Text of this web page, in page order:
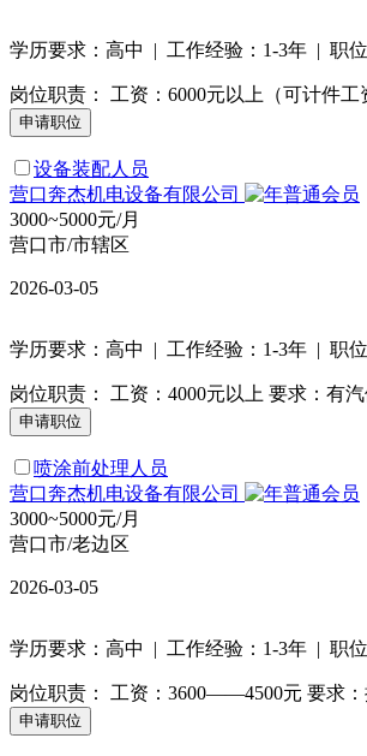
学历要求：高中 | 工作经验：1-3年 | 职
岗位职责： 工资：6000元以上（可计件
设备装配人员
营口奔杰机电设备有限公司
3000~5000元/月
营口市/市辖区
2026-03-05
学历要求：高中 | 工作经验：1-3年 | 职
岗位职责： 工资：4000元以上 要求：有
喷涂前处理人员
营口奔杰机电设备有限公司
3000~5000元/月
营口市/老边区
2026-03-05
学历要求：高中 | 工作经验：1-3年 | 职
岗位职责： 工资：3600——4500元 要求